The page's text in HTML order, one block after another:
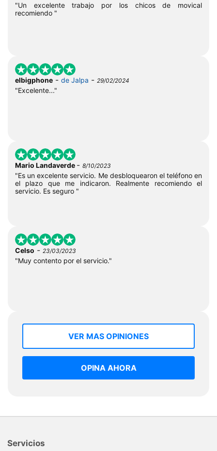
"Un excelente trabajo por los chicos de movical
recomiendo "
elbigphone - de Jalpa - 29/02/2024
"Excelente..."
Mario Landaverde - 8/10/2023
"Es un excelente servicio. Me desbloquearon el teléfono en
el plazo que me indicaron. Realmente recomiendo el
servicio. Es seguro "
Celso - 23/03/2023
"Muy contento por el servicio."
VER MAS OPINIONES
OPINA AHORA
Servicios